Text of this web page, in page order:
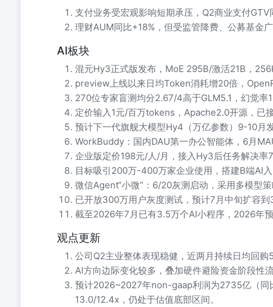
支付业务受宏观影响短期承压，Q2商业支付GTV
理财AUM同比+18%，但受监管降费、公募基金
AI板块
混元Hy3正式版发布，MoE 295B/激活21B，
preview上线以来日均Token消耗增20倍，
270位专家盲测均分2.67/4高于GLM5.1，幻觉
定价输入1元/百万tokens，Apache2.0开源，已
预计下一代旗舰大模型Hy4（万亿参数）9-10月发
WorkBuddy：国内DAU第一办公智能体，6月
企业版定价198元/人/月，接入Hy3后任务解决
目标吸引200万-400万家企业使用，搭建B端AI入
微信Agent“小微”：6/20灰测启动，采用多模型
已开放300万用户灰度测试，预计7月中旬扩容
截至2026年7月已有3.5万个AI小程序，2026年
观点更新
公司Q2主业整体表现稳健，近两月持续日均回购
AI方向边际变化较多，叠加硬件避险资金阶段性
预计2026~2027年non-gaap利润为2735亿（同
13.0/12.4x，仍处于估值底部区间。